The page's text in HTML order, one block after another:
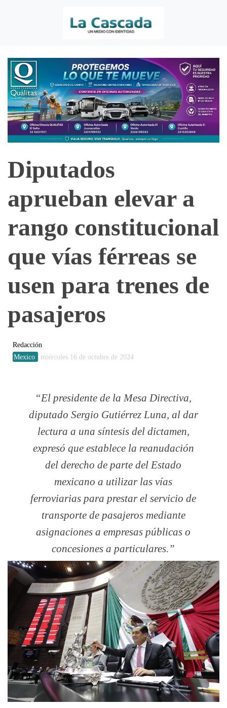
Diputados
aprueban elevar a
rango constitucional
que vías férreas se
usen para trenes de
pasajeros
Redacción
Mexico
miércoles 16 de octubre de 2024
El presidente de la Mesa Directiva,
diputado Sergio Gutiérrez Luna, al dar
lectura a una síntesis del dictamen,
expresó que establece la reanudación
del derecho de parte del Estado
mexicano a utilizar las vías
ferroviarias para prestar el servicio de
transporte de pasajeros mediante
asignaciones a empresas públicas o
concesiones a particulares.